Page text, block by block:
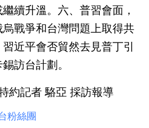
續升溫。六、普習會面，
戰爭和台灣問題上取得共
近平會否貿然去見普丁引
訪台計劃。
約記者 駱亞 採訪報導
粉絲團